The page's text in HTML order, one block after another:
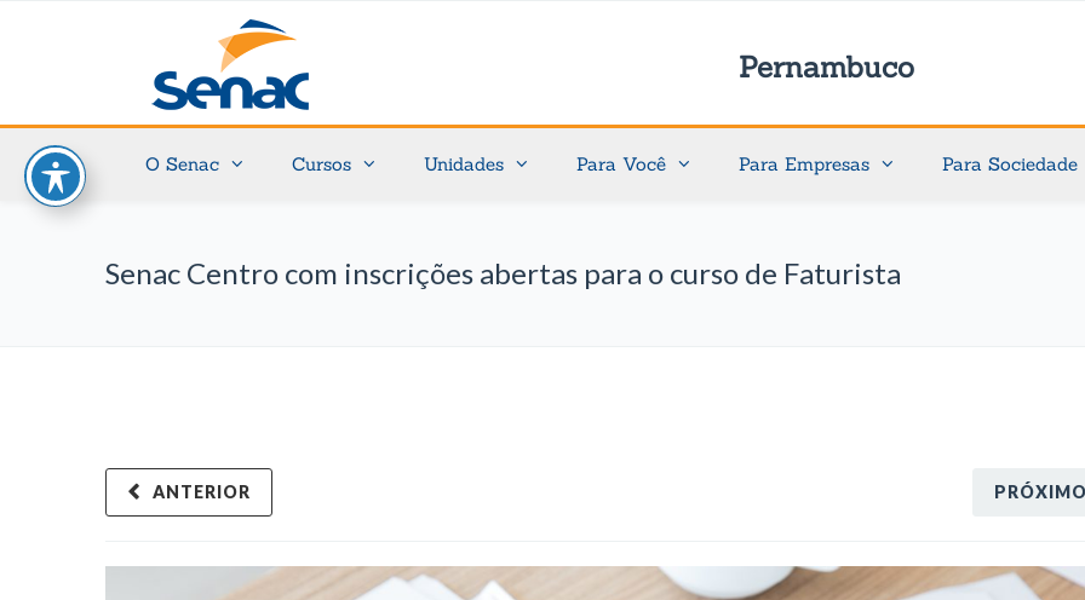
Pernambuco
O Senac Cursos Unidades Para Você Para Empresas Para Sociedade
Senac Centro com inscrições abertas para o curso de Faturista
PRÓXIMO
ANTERIOR